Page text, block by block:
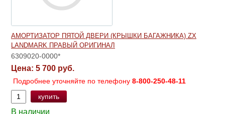
АМОРТИЗАТОР ПЯТОЙ ДВЕРИ (КРЫШКИ БАГАЖНИКА) ZX
LANDMARK ПРАВЫЙ ОРИГИНАЛ
6309020-0000*
Цена: 5 700 руб.
Подробнее уточняйте по телефону 8-800-250-48-11
купить
В наличии